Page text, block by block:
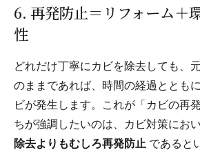
6. 再発防止＝リフォーム＋
性
どれだけ丁寧にカビを除去しても、
のままであれば、時間の経過ととも
ビが発生します。これが「カビの再
ちが強調したいのは、カビ対策にお
除去よりもむしろ再発防止 であると